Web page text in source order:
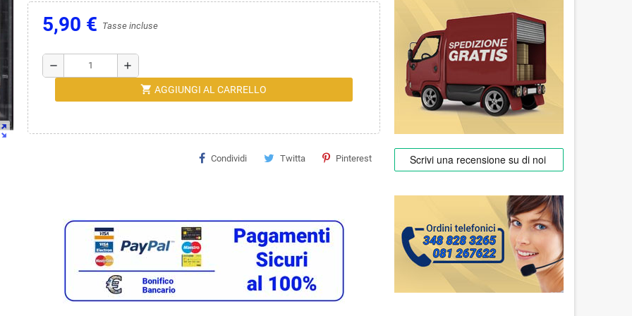
5,90 € Tasse incluse
remove add
shopping_cart AGGIUNGI AL CARRELLO
Condividi Twitta Pinterest